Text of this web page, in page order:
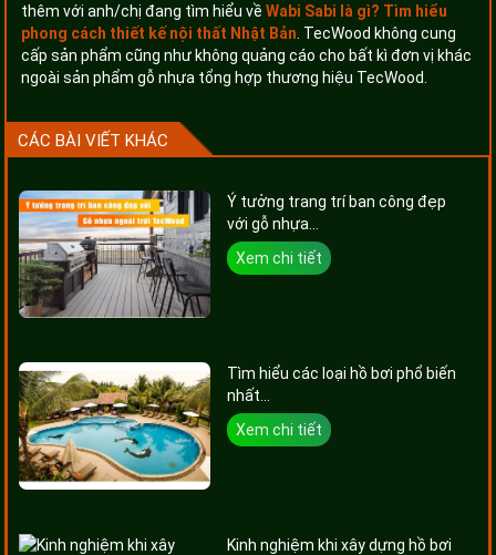
thêm với anh/chị đang tìm hiểu vềWabi Sabi là gì? Tìm hiểu
phong cách thiết kế nội thất Nhật Bản . TecWood không cung
cấp sản phẩm cũng như không quảng cáo cho bất kì đơn vị khác
ngoài sản phẩm gỗ nhựa tổng hợp thương hiệu TecWood.
CÁC BÀI VIẾT KHÁC
Ý tưởng trang trí ban công đẹp
với gỗ nhựa...
Xem chi tiết
Tìm hiểu các loại hồ bơi phổ biến
nhất...
Xem chi tiết
Kinh nghiệm khi xây dựng hồ bơi